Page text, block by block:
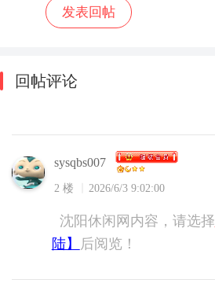
回帖评论
sysqbs007
2 楼 2026/6/3 9:02:00
沈阳休闲网内容，请选择
陆】
后阅览！